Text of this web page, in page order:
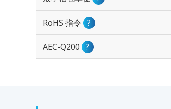
RoHS 指令 ?
AEC-Q200 ?